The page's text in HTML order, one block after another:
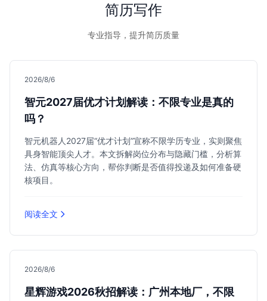
简历写作
专业指导，提升简历质量
2026/8/6
智元2027届优才计划解读：不限专业是真的
吗？
智元机器人2027届“优才计划”宣称不限学历专业，实则聚焦
具身智能顶尖人才。本文拆解岗位分布与隐藏门槛，分析算
法、仿真等核心方向，帮你判断是否值得投递及如何准备硬
核项目。
阅读全文
2026/8/6
星辉游戏2026秋招解读：广州本地厂，不限